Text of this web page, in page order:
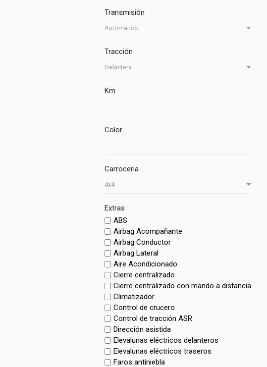
Transmisión
Tracción
Km
Color
Carroceria
Extras
ABS
Airbag Acompañante
Airbag Conductor
Airbag Lateral
Aire Acondicionado
Cierre centralizado
Cierre centralizado con mando a distancia
Climatizador
Control de crucero
Control de tracción ASR
Dirección asistida
Elevalunas eléctricos delanteros
Elevalunas eléctricos traseros
Faros antiniebla